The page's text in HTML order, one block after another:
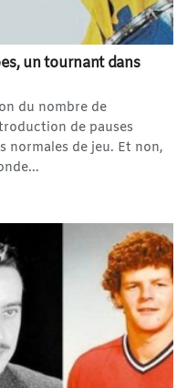
un tournant dans
du nombre de
de pauses
normales de jeu. Et non,